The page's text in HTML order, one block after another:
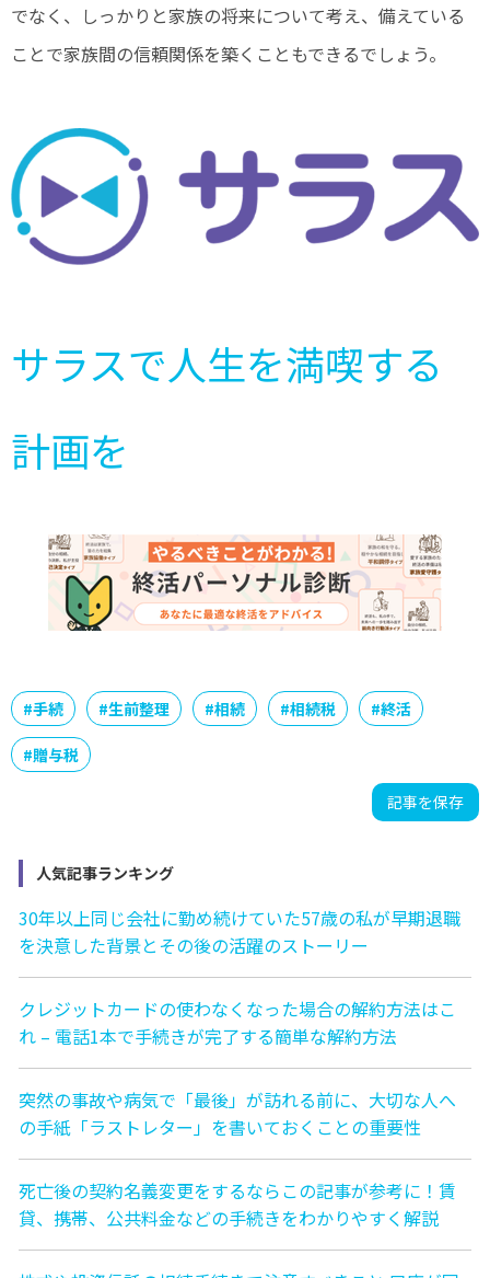
でなく、しっかりと家族の将来について考え、備えている
ことで家族間の信頼関係を築くこともできるでしょう。
サラスで人生を満喫する
計画を
#手続 #生前整理 #相続 #相続税 #終活
#贈与税
記事を保存
人気記事ランキング
30年以上同じ会社に勤め続けていた57歳の私が早期退職
を決意した背景とその後の活躍のストーリー
クレジットカードの使わなくなった場合の解約方法はこ
れ – 電話1本で手続きが完了する簡単な解約方法
突然の事故や病気で「最後」が訪れる前に、大切な人へ
の手紙「ラストレター」を書いておくことの重要性
死亡後の契約名義変更をするならこの記事が参考に！賃
貸、携帯、公共料金などの手続きをわかりやすく解説